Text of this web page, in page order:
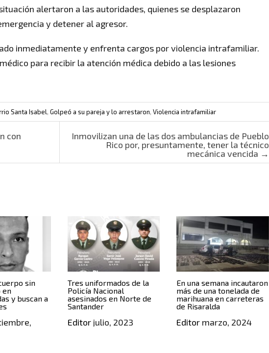
alertaron a las autoridades, quienes se desplazaron
y detener al agresor.
inmediatamente y enfrenta cargos por violencia intrafamiliar.
para recibir la atención médica debido a las lesiones
Santa Isabel, Golpeó a su pareja y lo arrestaron, Violencia intrafamiliar
con
Inmovilizan una de las dos ambulancias de Pueblo
Rico por, presuntamente, tener la técnico
mecánica vencida →
sin
en
y buscan a
Tres uniformados de la
Policía Nacional
asesinados en Norte de
Santander
Editorjulio, 2023
En una semana incautaron
más de una tonelada de
marihuana en carreteras
de Risaralda
Editor marzo, 2024